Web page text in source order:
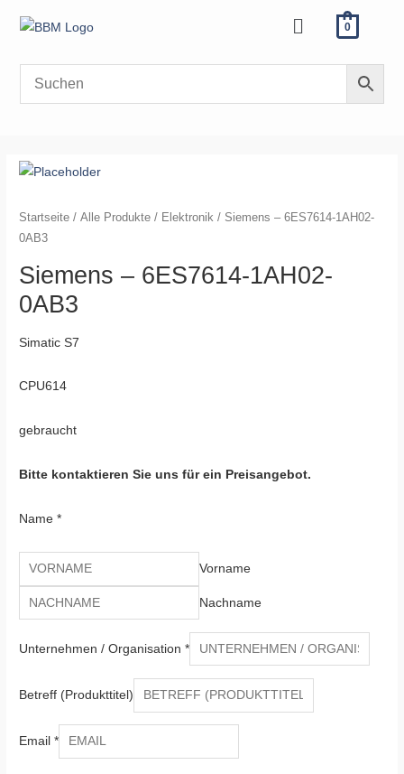
Inhalt
Menü 0
Startseite /Alle Produkte / Elektronik / Siemens – 6ES7614-1AH02-
0AB3
Siemens – 6ES7614-1AH02-
0AB3
Simatic S7
CPU614
gebraucht
Bitte kontaktieren Sie uns für ein Preisangebot.
Name*
Vorname
Nachname
Unternehmen / Organisation*
Betreff (Produkttitel)
Email*